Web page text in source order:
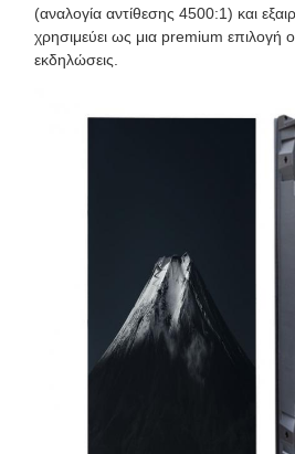
(αναλογία αντίθεσης 4500:1) και
χρησιμεύει ως μια premium επιλογή
εκδηλώσεις.